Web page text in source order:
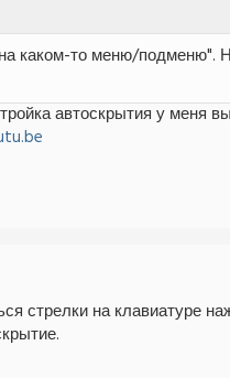
каком-то меню/
автоскрытия у меня
стрелки на клавиатуре